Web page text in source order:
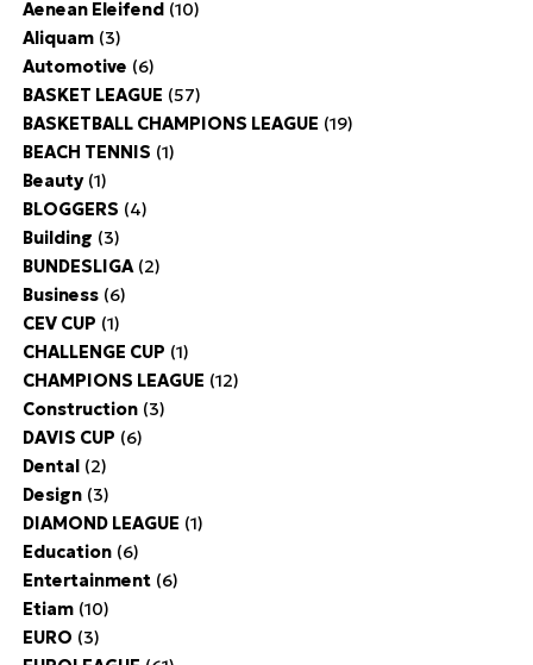
Aenean Eleifend(10)
Aliquam(3)
Automotive (6)
BASKET LEAGUE (57)
BASKETBALL CHAMPIONS LEAGUE (19)
BEACH TENNIS (1)
Beauty(1)
BLOGGERS (4)
Building (3)
BUNDESLIGA(2)
Business(6)
CEV CUP (1)
CHALLENGE CUP (1)
CHAMPIONS LEAGUE (12)
Construction(3)
DAVIS CUP (6)
Dental(2)
Design(3)
DIAMOND LEAGUE (1)
Education(6)
Entertainment(6)
Etiam(10)
EURO (3)